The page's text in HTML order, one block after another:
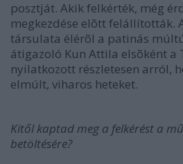
posztját. Akik felkérték, még
megkezdése elõtt felállították.
társulata élérõl a patinás
átigazoló Kun Attila elsõként a
nyilatkozott részletesen arról,
elmúlt, viharos heteket.
Kitől kaptad meg a felkérést a
betöltésére?